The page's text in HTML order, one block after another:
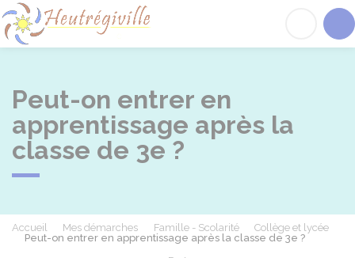
Peut-on entrer en
apprentissage après la
classe de 3e ?
Accueil Mes démarches Famille - Scolarité
Collège et lycée
Peut-on entrer en apprentissage après la classe de 3e ?